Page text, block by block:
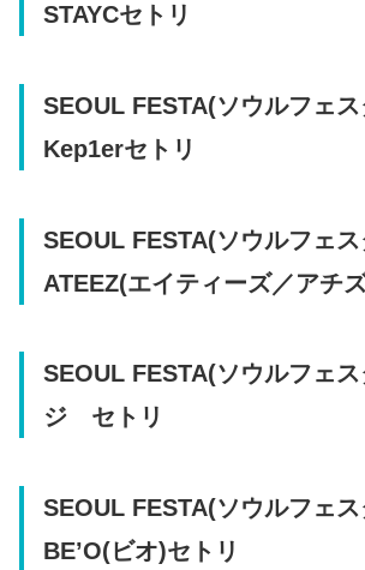
STAYCセトリ
SEOUL FESTA(ソウルフェ
Kep1erセトリ
SEOUL FESTA(ソウルフェ
ATEEZ(エイティーズ／アチ
SEOUL FESTA(ソウルフェ
ジ セトリ
SEOUL FESTA(ソウルフェ
BE’O(ビオ)セトリ